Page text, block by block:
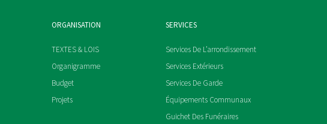
ORGANISATION
TEXTES & LOIS
Organigramme
Budget
Projets
SERVICES
Services De L’arrondissement
Services Extérieurs
Services De Garde
Équipements Communaux
Guichet Des Funéraires